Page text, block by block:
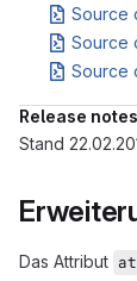
Source
Source
Source
Release notes
Stand
Das Attribut